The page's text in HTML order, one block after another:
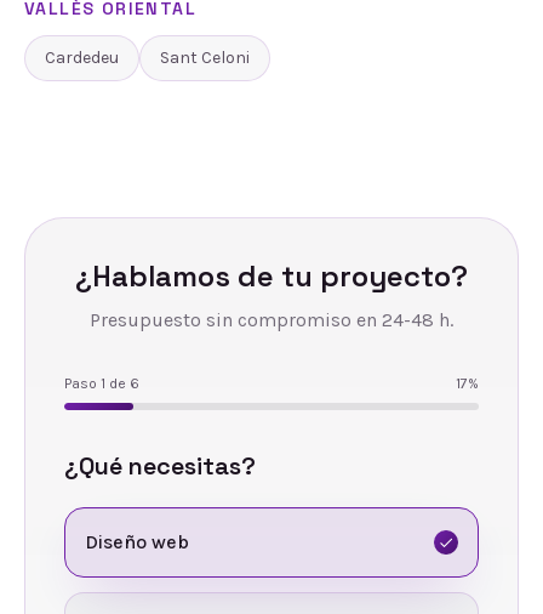
VALLÈS ORIENTAL
Cardedeu Sant Celoni
¿Hablamos de tu proyecto?
Presupuesto sin compromiso en 24-48 h.
Paso 1 de 6 17%
¿Qué necesitas?
Diseño web